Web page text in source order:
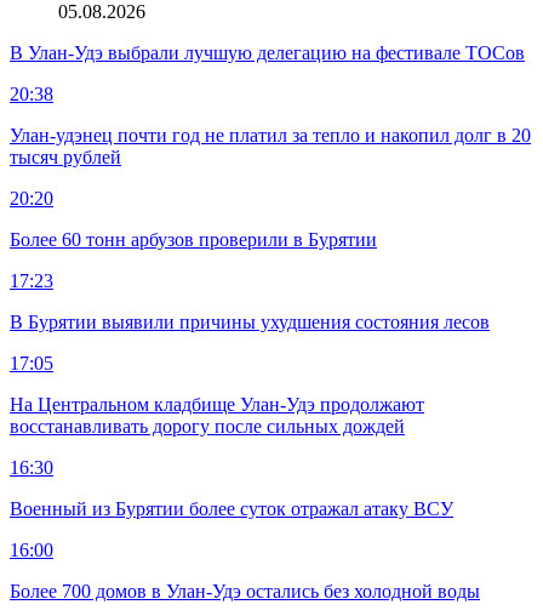
05.08.2026
В Улан-Удэ выбрали лучшую делегацию на фестивале ТОСов
20:38
Улан-удэнец почти год не платил за тепло и накопил долг в 20
тысяч рублей
20:20
Более 60 тонн арбузов проверили в Бурятии
17:23
В Бурятии выявили причины ухудшения состояния лесов
17:05
На Центральном кладбище Улан-Удэ продолжают
восстанавливать дорогу после сильных дождей
16:30
Военный из Бурятии более суток отражал атаку ВСУ
16:00
Более 700 домов в Улан-Удэ остались без холодной воды